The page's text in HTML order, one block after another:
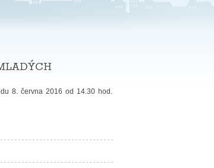
8. června 2016 od 14.30 hod.